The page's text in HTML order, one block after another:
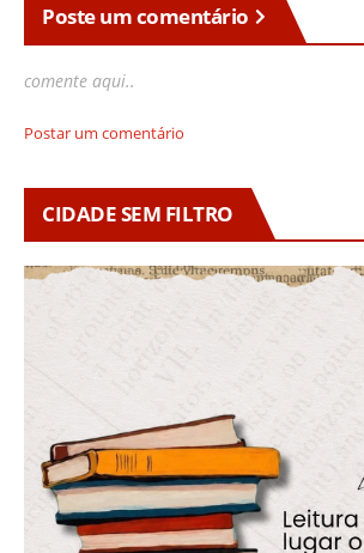
Poste um comentário
comente aqui..
Postar um comentário
CIDADE SEM FILTRO